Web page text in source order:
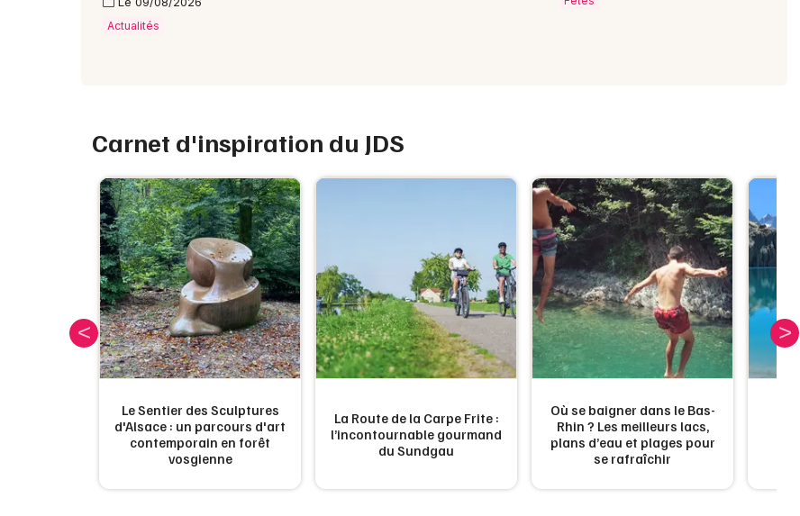
Actualités
Carnet d'inspiration du JDS
Le Sentier des Sculptures
d'Alsace : un parcours d'art
contemporain en forêt
vosgienne
La Route de la Carpe Frite :
l’incontournable gourmand
du Sundgau
Où se baigner dans le Bas-
Rhin ? Les meilleurs lacs,
plans d’eau et plages pour
se rafraîchir